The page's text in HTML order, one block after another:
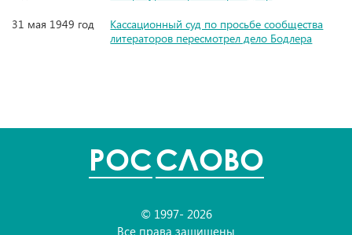
31 мая 1949 год
Кассационный суд по просьбе сообщества
литераторов пересмотрел дело Бодлера
POCСЛОВО
© 1997- 2026
Все права защищены